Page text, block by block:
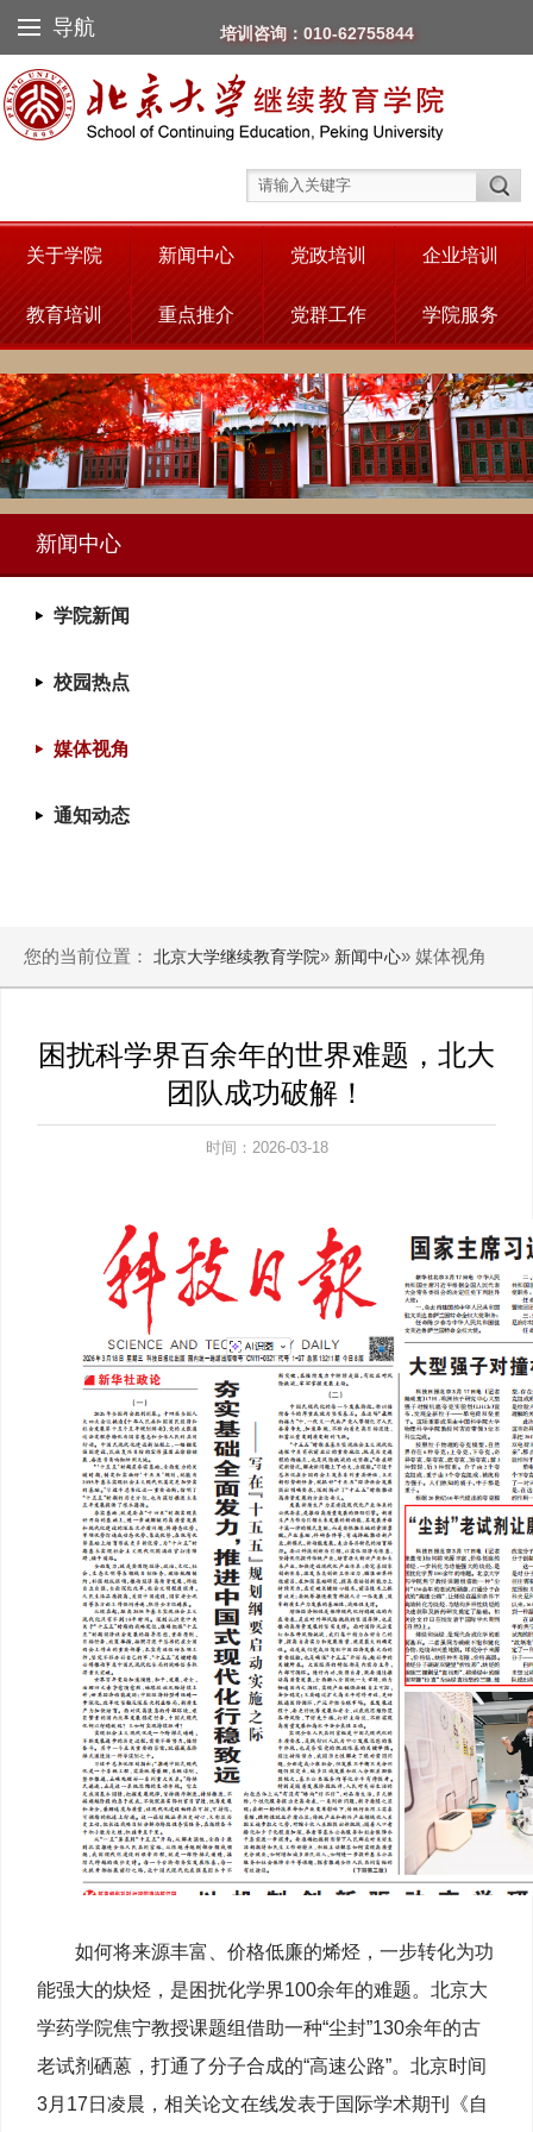
导航 培训咨询：010-62755844
关于学院 新闻中心 党政培训 企业培训
教育培训 重点推介 党群工作 学院服务
新闻中心
学院新闻
校园热点
媒体视角
通知动态
您的当前位置： 北京大学继续教育学院» 新闻中心» 媒体视角
困扰科学界百余年的世界难题，北大
团队成功破解！
时间：2026-03-18
如何将来源丰富、价格低廉的烯烃，一步转化为功
能强大的炔烃，是困扰化学界100余年的难题。北京大
学药学院焦宁教授课题组借助一种“尘封”130余年的古
老试剂硒蒽，打通了分子合成的“高速公路”。北京时间
3月17日凌晨，相关论文在线发表于国际学术期刊《自